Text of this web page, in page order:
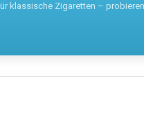
klassische Zigaretten –